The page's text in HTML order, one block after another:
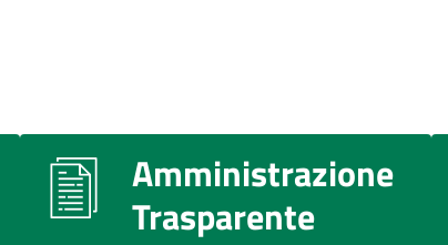
Amministrazione
Trasparente